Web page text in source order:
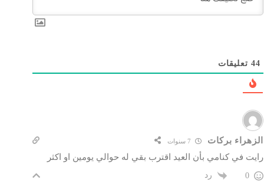
44 تعليقات
الزهراء بركات
رايت في كنامي بأن العيد اقترب بقي له حوالي يومين او اكثر
0 رد